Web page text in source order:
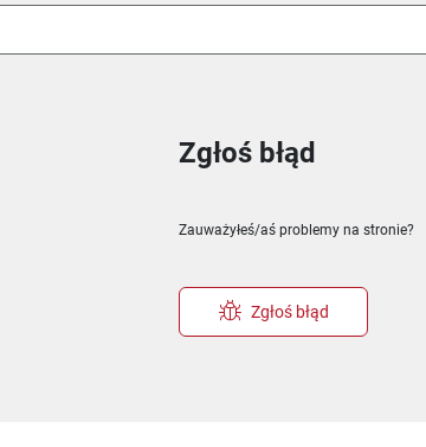
Zgłoś błąd
Zauważyłeś/aś problemy na stronie?
Zgłoś błąd